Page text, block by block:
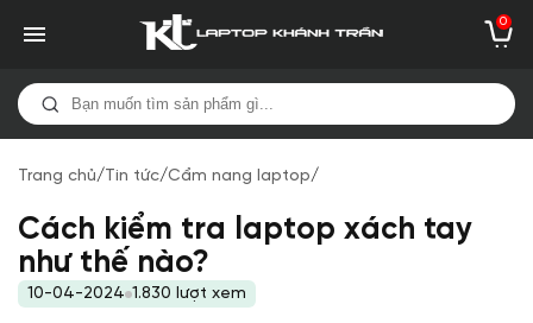
0
Trang chủ/Tin tức/Cẩm nang laptop/
Cách kiểm tra laptop xách tay
như thế nào?
10-04-2024 1.830 lượt xem